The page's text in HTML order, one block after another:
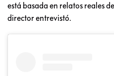
está basada en relatos reales
director entrevistó.